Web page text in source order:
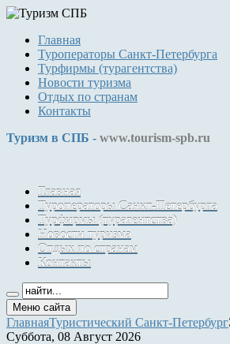
Главная
Туроператоры Санкт-Петербурга
Турфирмы (турагентства)
Новости туризма
Отдых по странам
Контакты
Туризм в СПБ - www.tourism-spb.ru
Главная
Туроператоры Санкт-Петербурга
Турфирмы (турагентства)
Новости туризма
Отдых по странам
Контакты
Меню сайта
ГлавнаяТуристический Санкт-Петербург
Суббота, 08 Август 2026